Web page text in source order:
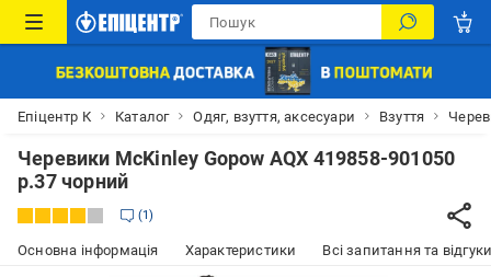
Епіцентр К Каталог Одяг, взуття, аксесуари Взуття
Черевики McKinley Gopow AQX 419858-901050
р.37 чорний
1
Основна інформація Характеристики Всі запитання та